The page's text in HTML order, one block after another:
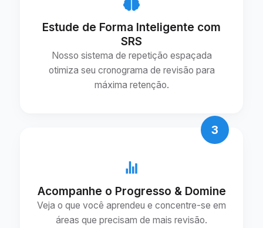
Estude de Forma Inteligente com
SRS
Nosso sistema de repetição espaçada
otimiza seu cronograma de revisão para
máxima retenção.
3
Acompanhe o Progresso & Domine
Veja o que você aprendeu e concentre-se em
áreas que precisam de mais revisão.